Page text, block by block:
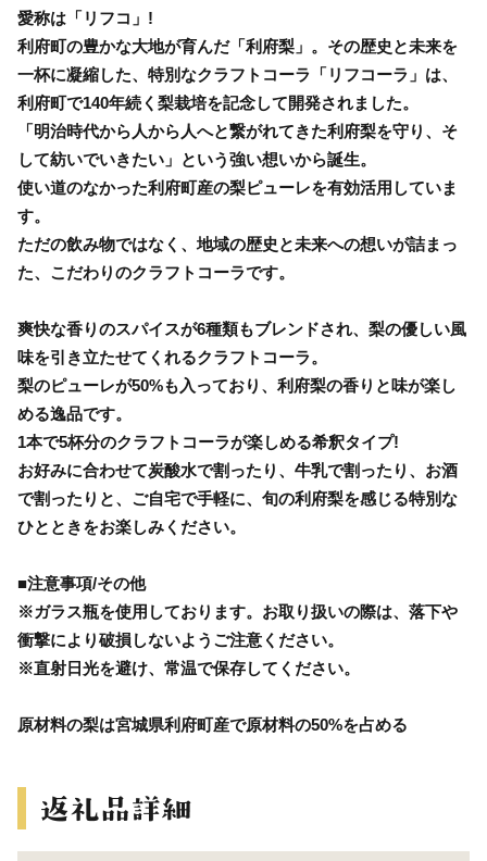
愛称は「リフコ」!
利府町の豊かな大地が育んだ「利府梨」。その歴史と未来を
一杯に凝縮した、特別なクラフトコーラ「リフコーラ」は、
利府町で140年続く梨栽培を記念して開発されました。
「明治時代から人から人へと繋がれてきた利府梨を守り、そ
して紡いでいきたい」という強い想いから誕生。
使い道のなかった利府町産の梨ピューレを有効活用していま
す。
ただの飲み物ではなく、地域の歴史と未来への想いが詰まっ
た、こだわりのクラフトコーラです。
爽快な香りのスパイスが6種類もブレンドされ、梨の優しい風
味を引き立たせてくれるクラフトコーラ。
梨のピューレが50%も入っており、利府梨の香りと味が楽し
める逸品です。
1本で5杯分のクラフトコーラが楽しめる希釈タイプ!
お好みに合わせて炭酸水で割ったり、牛乳で割ったり、お酒
で割ったりと、ご自宅で手軽に、旬の利府梨を感じる特別な
ひとときをお楽しみください。
■注意事項/その他
※ガラス瓶を使用しております。お取り扱いの際は、落下や
衝撃により破損しないようご注意ください。
※直射日光を避け、常温で保存してください。
原材料の梨は宮城県利府町産で原材料の50%を占める